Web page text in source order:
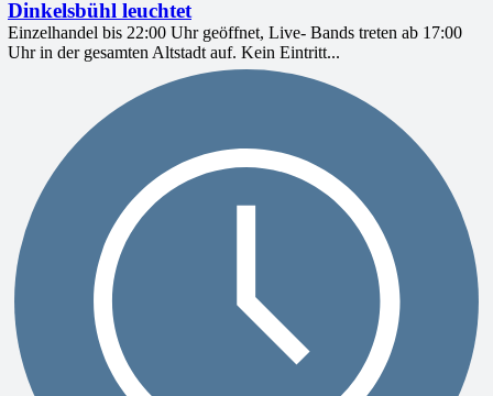
Dinkelsbühl leuchtet
Einzelhandel bis 22:00 Uhr geöffnet, Live- Bands treten ab 17:00
Uhr in der gesamten Altstadt auf. Kein Eintritt...